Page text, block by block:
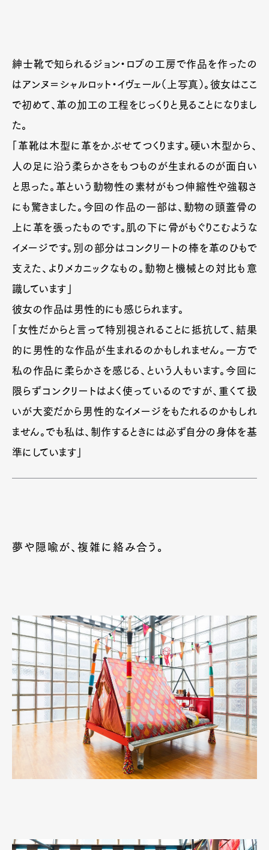
紳士靴で知られるジョン・ロブの工房で作品を作ったの
はアンヌ＝シャルロット・イヴェール（上写真）。彼女はここ
で初めて、革の加工の工程をじっくりと見ることになりまし
た。
「革靴は木型に革をかぶせてつくります。硬い木型から、
人の足に沿う柔らかさをもつものが生まれるのが面白い
と思った。革という動物性の素材がもつ伸縮性や強靱さ
にも驚きました。今回の作品の一部は、動物の頭蓋骨の
上に革を張ったものです。肌の下に骨がもぐりこむような
イメージです。別の部分はコンクリートの棒を革のひもで
支えた、よりメカニックなもの。動物と機械との対比も意
識しています」
彼女の作品は男性的にも感じられます。
「女性だからと言って特別視されることに抵抗して、結果
的に男性的な作品が生まれるのかもしれません。一方で
私の作品に柔らかさを感じる、という人もいます。今回に
限らずコンクリートはよく使っているのですが、重くて扱
いが大変だから男性的なイメージをもたれるのかもしれ
ません。でも私は、制作するときには必ず自分の身体を基
準にしています」
夢や隠喩が、複雑に絡み合う。